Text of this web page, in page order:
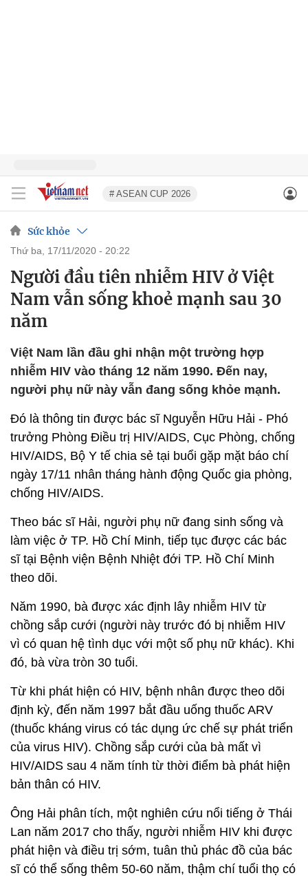
# ASEAN CUP 2026
Sức khỏe
thứ ba, 17/11/2020 - 20:22
Người đầu tiên nhiễm HIV ở Việt
Nam vẫn sống khoẻ mạnh sau 30
năm
Việt Nam lần đầu ghi nhận một trường hợp
nhiễm HIV vào tháng 12 năm 1990. Đến nay,
người phụ nữ này vẫn đang sống khỏe mạnh.
Đó là thông tin được bác sĩ Nguyễn Hữu Hải - Phó
trưởng Phòng Điều trị HIV/AIDS, Cục Phòng, chống
HIV/AIDS, Bộ Y tế chia sẻ tại buổi gặp mặt báo chí
ngày 17/11 nhân tháng hành động Quốc gia phòng,
chống HIV/AIDS.
Theo bác sĩ Hải, người phụ nữ đang sinh sống và
làm việc ở TP. Hồ Chí Minh, tiếp tục được các bác
sĩ tại Bệnh viện Bệnh Nhiệt đới TP. Hồ Chí Minh
theo dõi.
Năm 1990, bà được xác định lây nhiễm HIV từ
chồng sắp cưới (người này trước đó bị nhiễm HIV
vì có quan hệ tình dục với một số phụ nữ khác). Khi
đó, bà vừa tròn 30 tuổi.
Từ khi phát hiện có HIV, bệnh nhân được theo dõi
định kỳ, đến năm 1997 bắt đầu uống thuốc ARV
(thuốc kháng virus có tác dụng ức chế sự phát triển
của virus HIV). Chồng sắp cưới của bà mất vì
HIV/AIDS sau 4 năm tính từ thời điểm bà phát hiện
bản thân có HIV.
Ông Hải phân tích, một nghiên cứu nổi tiếng ở Thái
Lan năm 2017 cho thấy, người nhiễm HIV khi được
phát hiện và điều trị sớm, tuân thủ phác đồ của bác
sĩ có thể sống thêm 50-60 năm, thậm chí tuổi thọ có